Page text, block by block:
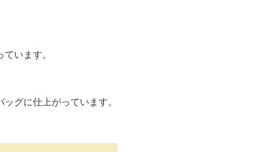
います。
グに仕上がっています。